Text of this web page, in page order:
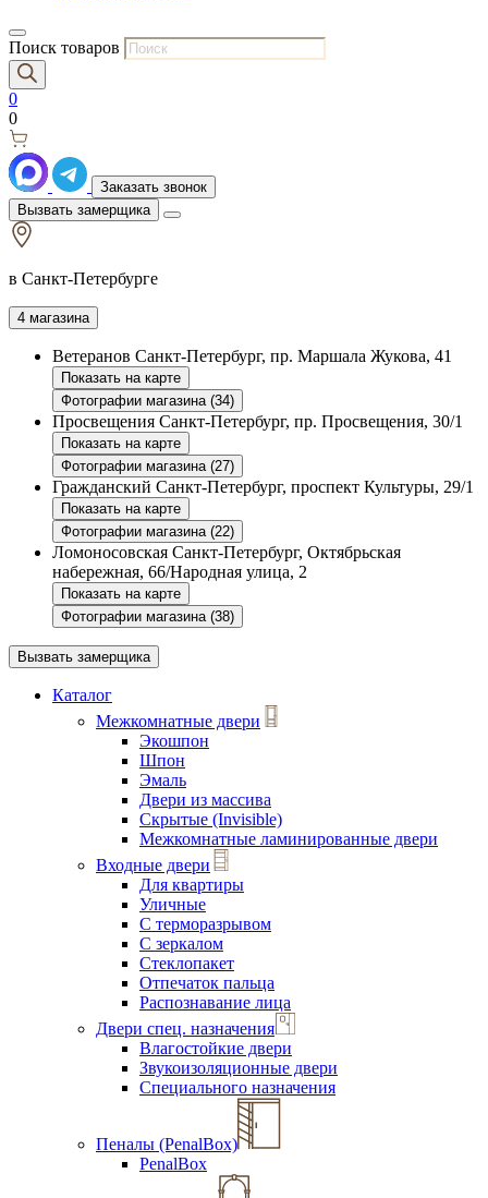
Поиск товаров
0
0
Заказать звонок
Вызвать замерщика
в Санкт-Петербурге
4 магазина
Ветеранов Санкт-Петербург, пр. Маршала Жукова, 41
Показать на карте
Фотографии магазина (34)
Просвещения Санкт-Петербург, пр. Просвещения, 30/1
Показать на карте
Фотографии магазина (27)
Гражданский Санкт-Петербург, проспект Культуры, 29/1
Показать на карте
Фотографии магазина (22)
Ломоносовская Санкт-Петербург, Октябрьская
набережная, 66/Народная улица, 2
Показать на карте
Фотографии магазина (38)
Вызвать замерщика
Каталог
Межкомнатные двери
Экошпон
Шпон
Эмаль
Двери из массива
Скрытые (Invisible)
Межкомнатные ламинированные двери
Входные двери
Для квартиры
Уличные
С терморазрывом
С зеркалом
Стеклопакет
Отпечаток пальца
Распознавание лица
Двери спец. назначения
Влагостойкие двери
Звукоизоляционные двери
Специального назначения
Пеналы (PenalBox)
PenalBox